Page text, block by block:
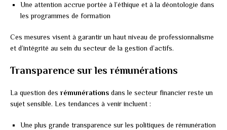
Une attention accrue portée à l’éthique et à la déontologie dans
les programmes de formation
Ces mesures visent à garantir un haut niveau de professionnalisme
et d’intégrité au sein du secteur de la gestion d’actifs.
Transparence sur les rémunérations
La question des rémunérations dans le secteur financier reste un
sujet sensible. Les tendances à venir incluent :
Une plus grande transparence sur les politiques de rémunération